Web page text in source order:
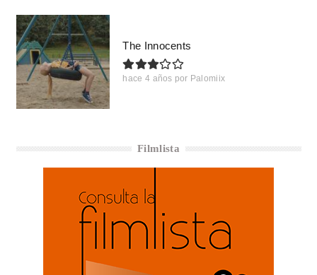
The Innocents
hace 4 años por Palomiix
Filmlista